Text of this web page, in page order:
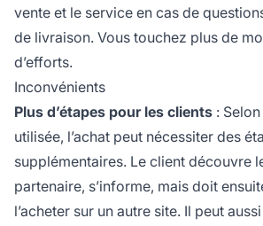
vente et le service en cas de
de livraison. Vous touchez plus de
d’efforts.
Inconvénients
Plus d’étapes pour les clients :
utilisée, l’achat peut nécessiter des
supplémentaires. Le client découvre
partenaire, s’informe, mais doit
l’acheter sur un autre site. Il peut